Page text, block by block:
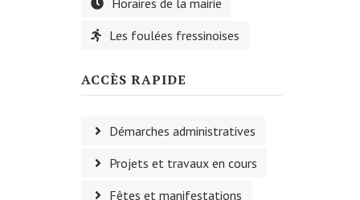
Horaires de la mairie
Les foulées fressinoises
ACCÈS RAPIDE
Démarches administratives
Projets et travaux en cours
Fêtes et manifestations